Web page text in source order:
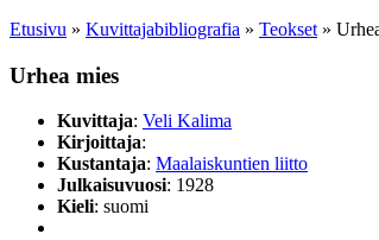
Etusivu » Kuvittaja­bibliografia » Teokset »
Urhea mies
Kuvittaja: Veli Kalima
Kirjoittaja:
Kustantaja: Maalaiskuntien liitto
Julkaisuvuosi: 1928
Kieli: suomi